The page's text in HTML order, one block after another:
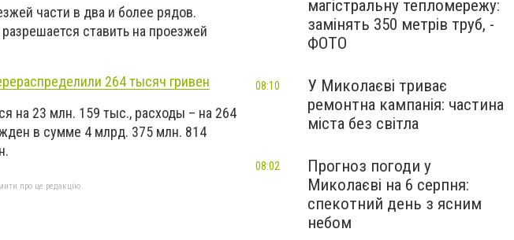
части в два и более рядов.
ставить на проезжей
264 тысяч гривен
на 23 млн. 159 тыс., расходы – на 264
в сумме 4 млрд. 375 млн. 814
про це редакцію
магістральну тепломережу:
замінять 350 метрів труб, -
ФОТО
У Миколаєві триває
ремонтна кампанія: частина
міста без світла
08:10
Прогноз погоди у
Миколаєві на 6 серпня:
спекотний день з ясним
небом
08:02